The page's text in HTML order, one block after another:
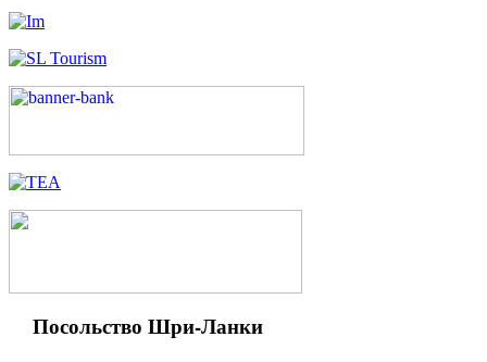
Посольство Шри-Ланки